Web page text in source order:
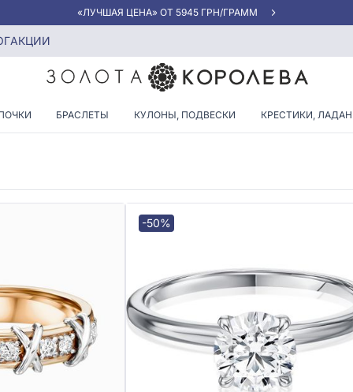
«ЛУЧШАЯ ЦЕНА» ОТ 5945 ГРН/ГРАММ
АКЦИИ
БРАСЛЕТЫ КУЛОНЫ, ПОДВЕСКИ КРЕСТИКИ,
бриллиантами
КОЛЬЦО С
-50%